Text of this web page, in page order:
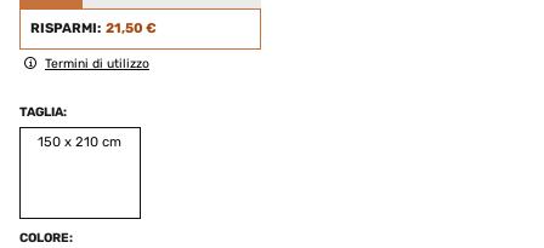
RISPARMI: 21,50 €
Termini di utilizzo
TAGLIA:
150 x 210 cm
COLORE: